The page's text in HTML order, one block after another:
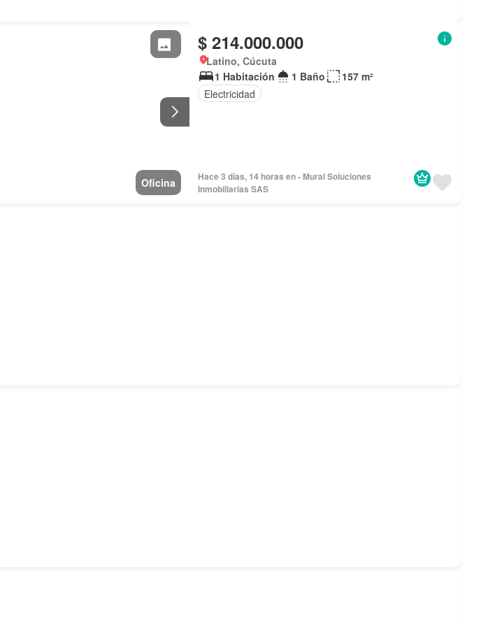
Oficina
$ 214.000.000
Latino, Cúcuta
1 Habitación
1 Baño
157 m²
Electricidad
Hace 3 días, 14 horas en - Mural Soluciones
Inmobiliarias SAS